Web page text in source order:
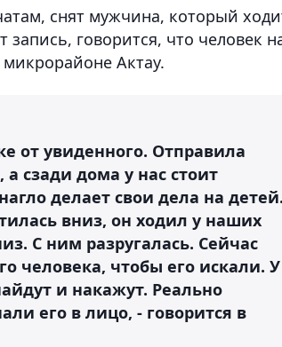
снят мужчина, который
говорится, что человек
Актау.
от увиденного. Отправила
сзади дома у нас стоит
делает свои дела на
вниз, он ходил у наших
С ним разругалась. Сейчас
человека, чтобы его искали. У
и накажут. Реально
его в лицо, - говорится в